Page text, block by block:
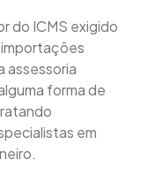
do ICMS exigido
assessoria
forma de
em